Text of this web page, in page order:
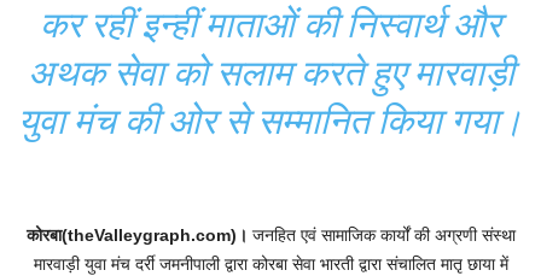
कर रहीं इन्हीं माताओं की निस्वार्थ और
अथक सेवा को सलाम करते हुए मारवाड़ी
युवा मंच की ओर से सम्मानित किया गया।
कोरबा(theValleygraph.com)। जनहित एवं सामाजिक कार्यों की अग्रणी संस्था
मारवाड़ी युवा मंच दर्री जमनीपाली द्वारा कोरबा सेवा भारती द्वारा संचालित मातृ छाया में